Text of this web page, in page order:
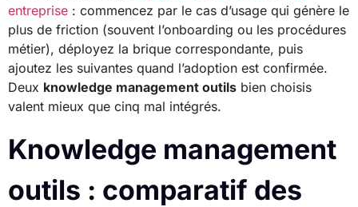
entreprise : commencez par le cas d’usage qui génère le
plus de friction (souvent l’onboarding ou les procédures
métier), déployez la brique correspondante, puis
ajoutez les suivantes quand l’adoption est confirmée.
Deux knowledge management outils bien choisis
valent mieux que cinq mal intégrés.
Knowledge management
outils : comparatif des